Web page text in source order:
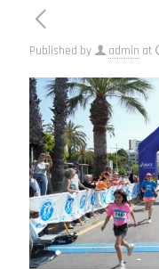
Published by admin at